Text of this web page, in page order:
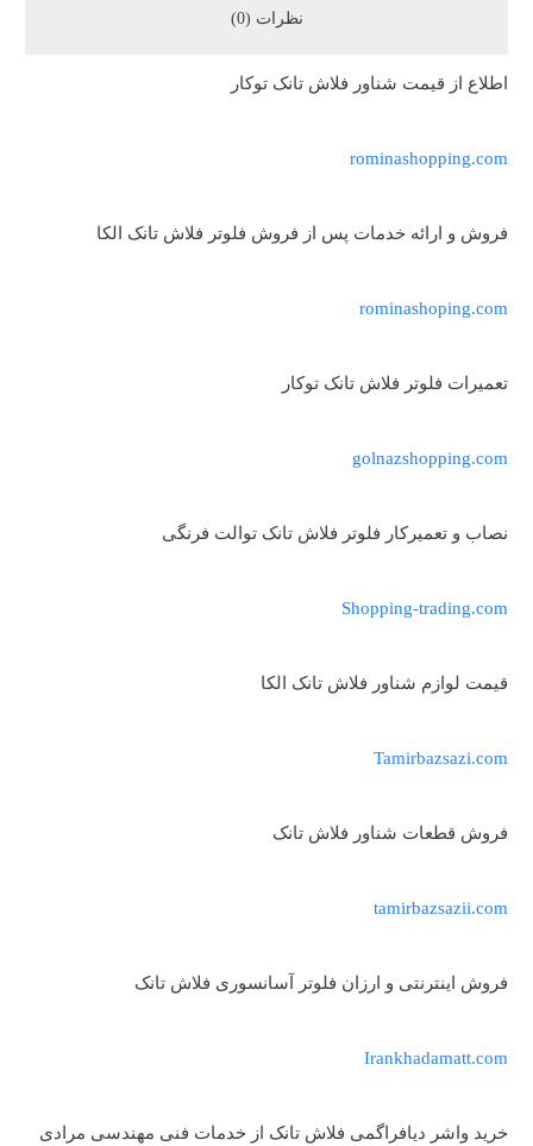
نظرات (0)
اطلاع از قیمت شناور فلاش تانک توکار
rominashopping.com
فروش و ارائه خدمات پس از فروش فلوتر فلاش تانک الکا
rominashoping.com
تعمیرات فلوتر فلاش تانک توکار
golnazshopping.com
نصاب و تعمیرکار فلوتر فلاش تانک توالت فرنگی
Shopping-trading.com
قیمت لوازم شناور فلاش تانک الکا
Tamirbazsazi.com
فروش قطعات شناور فلاش تانک
tamirbazsazii.com
فروش اینترنتی و ارزان فلوتر آسانسوری فلاش تانک
Irankhadamatt.com
خرید واشر دیافراگمی فلاش تانک از خدمات فنی مهندسی مرادی